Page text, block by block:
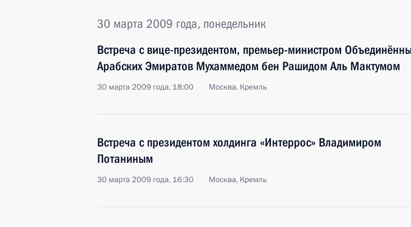
30 марта 2009 года, понедельник
Встреча с вице-президентом, премьер-министром
Арабских Эмиратов Мухаммедом бен Рашидом Аль Мактумом
30 марта 2009 года, 18:00 Москва, Кремль
Встреча с президентом холдинга «Интеррос» Владимиром
Потаниным
30 марта 2009 года, 16:30 Москва, Кремль